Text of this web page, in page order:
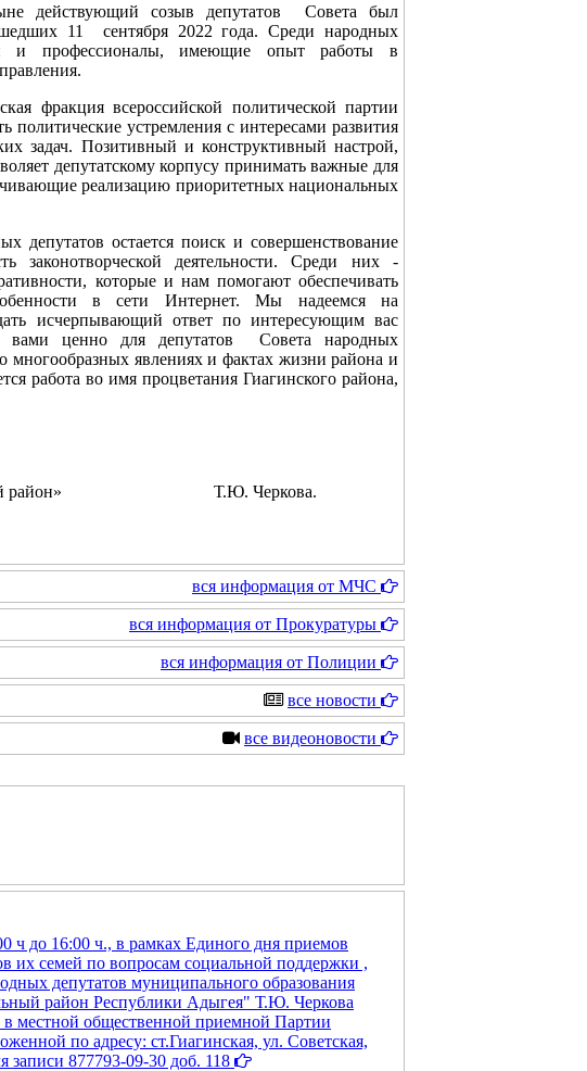
созыв депутатов Совета был
11 сентября 2022 года. Среди народных
и профессионалы, имеющие опыт работы в
всероссийской политической партии
устремления с интересами развития
задач. Позитивный и конструктивный настрой,
депутатскому корпусу принимать важные для
реализацию приоритетных национальных
остается поиск и совершенствование
законотворческой деятельности. Среди них -
которые и нам помогают обеспечивать
в сети Интернет. Мы надеемся на
исчерпывающий ответ по интересующим вас
вами ценно для депутатов Совета народных
явлениях и фактах жизни района и
работа во имя процветания Гиагинского района,
район» Т.Ю. Черкова.
вся информация от МЧС
вся информация от Прокуратуры
вся информация от Полиции
все новости
все видеоновости
ч до 16:00 ч., в рамках Единого дня приемов
их семей по вопросам социальной поддержки ,
депутатов муниципального образования
район Республики Адыгея" Т.Ю. Черкова
в местной общественной приемной Партии
по адресу: ст.Гиагинская, ул. Советская,
877793-09-30 доб. 118